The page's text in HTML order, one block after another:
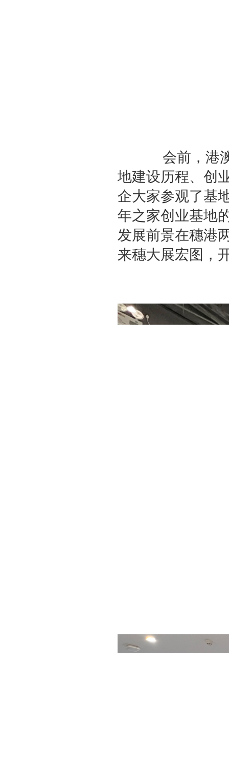
会前，港澳
地建设历程、创
企大家参观了基
年之家创业基地
发展前景在穗港
来穗大展宏图，